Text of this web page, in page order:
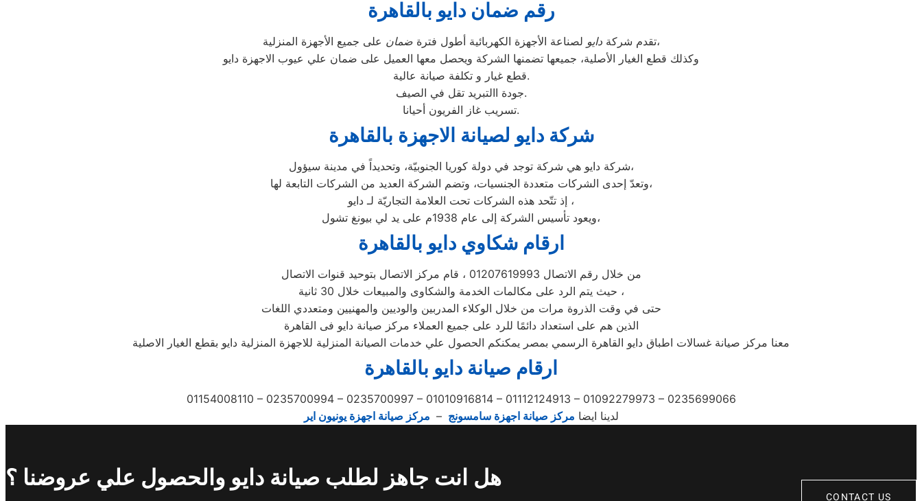
رقم ضمان دايو بالقاهرة
تقدم شركةدايو لصناعة الأجهزة الكهربائية أطول فترةضمان
على جميع الأجهزة المنزلية،
وكذلك قطع الغيار الأصلية، جميعها تضمنها الشركة ويحصل معها العميل على ضمان علي عيوب الاجهزة دايو
قطع غيار و تكلفة صيانة عالية.
جودة االتبريد تقل في الصيف.
تسريب غاز الفريون أحيانا.
شركة دايو لصيانة الاجهزة بالقاهرة
شركة دايو هي شركة توجد في دولة كوريا الجنوبيّة، وتحديداً في مدينة سيؤول،
وتعدّ إحدى الشركات متعددة الجنسيات، وتضم الشركة العديد من الشركات التابعة لها،
إذ تتّحد هذه الشركات تحت العلامة التجاريّة لـ دايو ،
ويعود تأسيس الشركة إلى عام 1938م على يد لي بيونغ تشول،
ارقام شكاوي دايو بالقاهرة
من خلال رقم الاتصال 01207619993 ، قام مركز الاتصال بتوحيد قنوات الاتصال
حيث يتم الرد على مكالمات الخدمة والشكاوى والمبيعات خلال 30 ثانية ،
حتى في وقت الذروة مرات من خلال الوكلاء المدربين والوديين والمهنيين ومتعددي اللغات
الذين هم على استعداد دائمًا للرد على جميع العملاء مركز صيانة دايو فى القاهرة
معنا مركز صيانة غسالات اطباق دايو القاهرة الرسمي بمصر يمكنكم الحصول علي خدمات الصيانة المنزلية للاجهزة المنزلية دايو بقطع الغيار الاصلية
ارقام صيانة دايو بالقاهرة
01154008110 – 0235700994 – 0235700997 – 01010916814 – 01112124913 – 01092279973 – 0235699066
لدينا ايضا مركز صيانة اجهزة سامسونج – مركز صيانة اجهزة يونيون اير
هل انت جاهز لطلب صيانة دايو والحصول علي عروضنا ؟
CONTACT US